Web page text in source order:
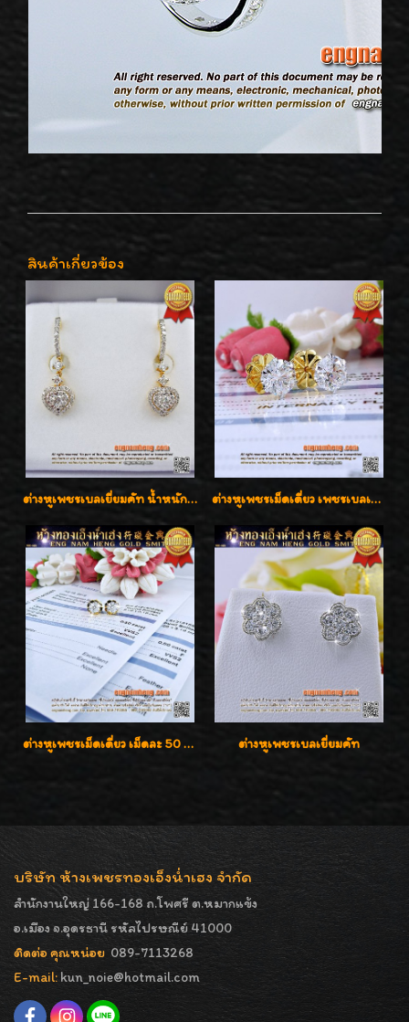
สินค้าเกี่ยวข้อง
ต่างหูเพชรเบลเยี่ยมคัท น้ำหนักเพชร 0.99 กะรัต ต่างหูห้อยตุ้งติ้งหัวใจสวยน่ารักใส่ได้ทุกวันค่ะ ต่างหูเพชรเม็ดเดี่ยว เพชรเบลเยี่ยมคัท น้ำ 96 H-Color/IF & VVS2/3EX น้ำหนักเพชรรวม 1.83 กะรัต พร้อมใบเซอร์ LAB GIA & HRD เพชรสวยปิ๊ง ราคาขายส่งค่ะ
ต่างหูเพชรเม็ดเดี่ยว เม็ดละ 50 สตางค์ คู่ละ 1 กะรัต เพชรเบลเยี่ยมคัท น้ำ 98 F-Color/ VVS2 / 3EX พร้อมใบเซอร์สถาบัน GIA มาตรฐานสากลค่ะ ต่างหูเพชรเบลเยี่ยมคัท
บริษัท ห้างเพชรทองเอ็งน่ำเฮง จำกัด
สำนักงานใหญ่ 166-168 ถ.โพศรี ต.หมากแข้ง
อ.เมือง จ.อุดรธานี รหัสไปรษณีย์ 41000
ติดต่อ คุณหน่อย 089-7113268
E-mail: kun_noie@hotmail.com